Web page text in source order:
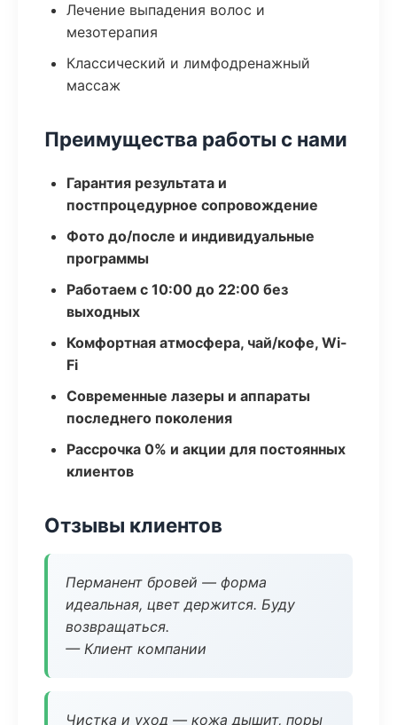
Лечение выпадения волос и
мезотерапия
Классический и лимфодренажный
массаж
Преимущества работы с нами
Гарантия результата и
постпроцедурное сопровождение
Фото до/после и индивидуальные
программы
Работаем с 10:00 до 22:00 без
выходных
Комфортная атмосфера, чай/кофе, Wi-
Fi
Современные лазеры и аппараты
последнего поколения
Рассрочка 0% и акции для постоянных
клиентов
Отзывы клиентов
Перманент бровей — форма
идеальная, цвет держится. Буду
возвращаться.
— Клиент компании
Чистка и уход — кожа дышит, поры